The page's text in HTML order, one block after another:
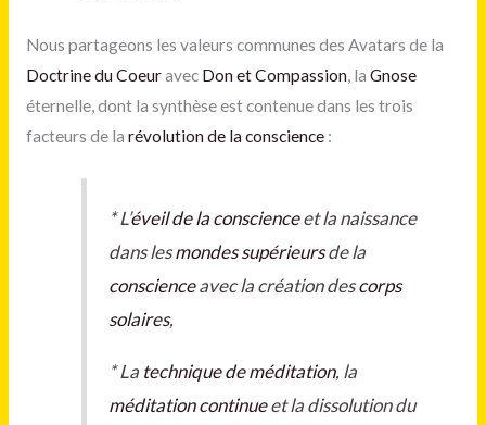
Nous partageons les valeurs communes des Avatars de la
Doctrine du Coeuravec Don et Compassion, la Gnose
éternelle, dont la synthèse est contenue dans les trois
facteurs de la révolution de la conscience:
*L’éveil de la conscienceet la naissance
dans lesmondes supérieursde la
conscienceavec la création descorps
solaires,
*La technique de méditation, la
méditationcontinueet la dissolution du